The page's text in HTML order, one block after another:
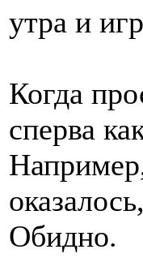
утра и
Когда
сперва
Обидно.